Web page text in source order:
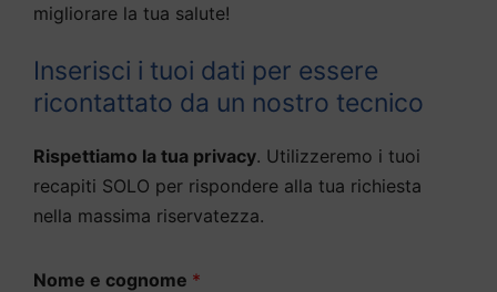
migliorare la tua salute!
Inserisci i tuoi dati per essere
ricontattato da un nostro tecnico
Rispettiamo la tua privacy. Utilizzeremo i tuoi
recapiti SOLO per rispondere alla tua richiesta
nella massima riservatezza.
Nome e cognome *